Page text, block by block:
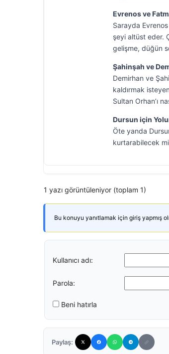
Evrenos ve
Sarayda
şeyi altüst eder.
gelişme, düğün
Şahinşah ve
Demirhan ve
kaldırmak
Sultan Orhan’ı
Dursun için
Öte yanda
kurtarabilecek
1 yazı görüntüleniyor (toplam 1)
Bu konuyu yanıtlamak için giriş yapmış
Kullanıcı adı:
Parola:
Beni hatırla
Paylaş: